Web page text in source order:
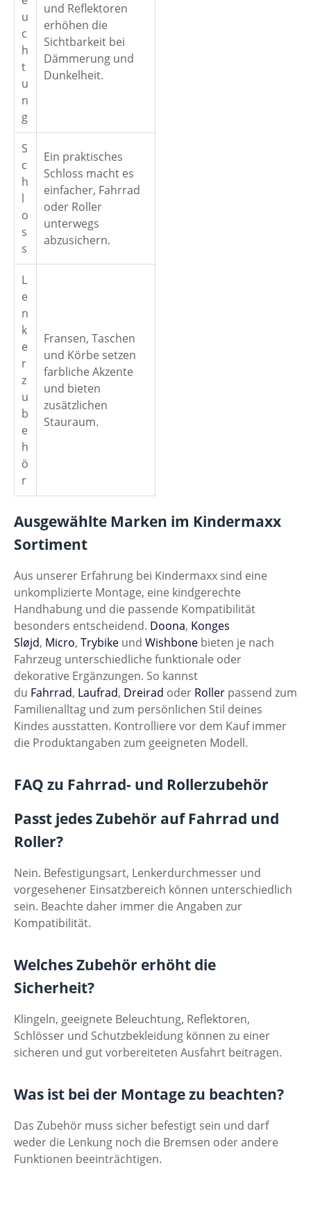
u
c
h
t
u
n
g
und Reflektoren
erhöhen die
Sichtbarkeit bei
Dämmerung und
Dunkelheit.
S
c
h
l
o
s
s
Ein praktisches
Schloss macht es
einfacher, Fahrrad
oder Roller
unterwegs
abzusichern.
L
e
n
k
e
r
z
u
b
e
h
ö
r
Fransen, Taschen
und Körbe setzen
farbliche Akzente
und bieten
zusätzlichen
Stauraum.
Ausgewählte Marken im Kindermaxx
Sortiment
Aus unserer Erfahrung bei Kindermaxx sind eine
unkomplizierte Montage, eine kindgerechte
Handhabung und die passende Kompatibilität
besonders entscheidend. Doona, Konges
Sløjd, Micro, Trybike und Wishbone bieten je nach
Fahrzeug unterschiedliche funktionale oder
dekorative Ergänzungen. So kannst
du Fahrrad, Laufrad, Dreirad oder Roller passend zum
Familienalltag und zum persönlichen Stil deines
Kindes ausstatten. Kontrolliere vor dem Kauf immer
die Produktangaben zum geeigneten Modell.
FAQ zu Fahrrad- und Rollerzubehör
Passt jedes Zubehör auf Fahrrad und
Roller?
Nein. Befestigungsart, Lenkerdurchmesser und
vorgesehener Einsatzbereich können unterschiedlich
sein. Beachte daher immer die Angaben zur
Kompatibilität.
Welches Zubehör erhöht die
Sicherheit?
Klingeln, geeignete Beleuchtung, Reflektoren,
Schlösser und Schutzbekleidung können zu einer
sicheren und gut vorbereiteten Ausfahrt beitragen.
Was ist bei der Montage zu beachten?
Das Zubehör muss sicher befestigt sein und darf
weder die Lenkung noch die Bremsen oder andere
Funktionen beeinträchtigen.